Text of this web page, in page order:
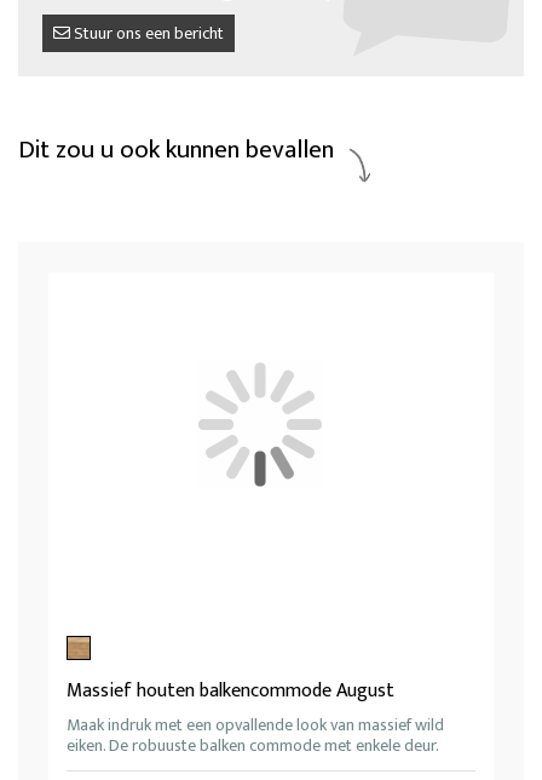
Stuur ons een bericht
Dit zou u ook kunnen bevallen
Massief houten balkencommode August
Maak indruk met een opvallende look van massief wild
eiken. De robuuste balken commode met enkele deur.